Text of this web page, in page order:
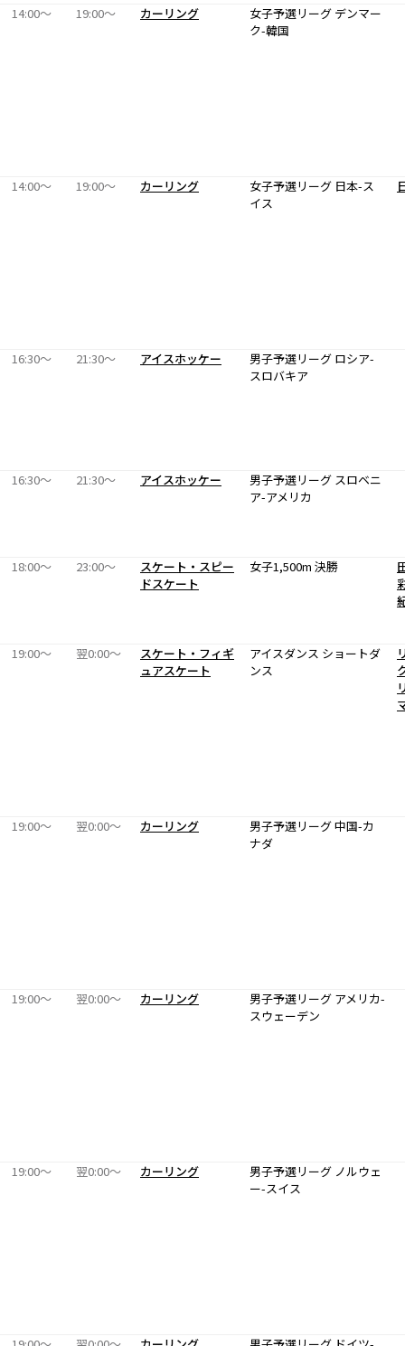
14:00〜 19:00〜 カーリング
女子予選リーグ デンマー
ク-韓国
14:00〜 19:00〜 カーリング
女子予選リーグ 日本-ス
イス
16:30〜 21:30〜 アイスホッケー
男子予選リーグ ロシア-
スロバキア
16:30〜 21:30〜 アイスホッケー
男子予選リーグ スロベニ
ア-アメリカ
18:00〜 23:00〜
スケート・スピー
ドスケート
女子1,500m 決勝
19:00〜 翌0:00〜
スケート・フィギ
ュアスケート
アイスダンス ショートダ
ンス
19:00〜 翌0:00〜 カーリング
男子予選リーグ 中国-カ
ナダ
19:00〜 翌0:00〜 カーリング
男子予選リーグ アメリカ-
スウェーデン
19:00〜 翌0:00〜 カーリング
男子予選リーグ ノルウェ
ー-スイス